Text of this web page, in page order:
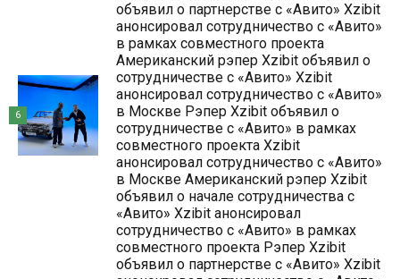
объявил о партнерстве с «Авито» Xzibit
анонсировал сотрудничество с «Авито»
в рамках совместного проекта
Американский рэпер Xzibit объявил о
сотрудничестве с «Авито» Xzibit
анонсировал сотрудничество с «Авито»
в Москве Рэпер Xzibit объявил о
сотрудничестве с «Авито» в рамках
совместного проекта Xzibit
анонсировал сотрудничество с «Авито»
в Москве Американский рэпер Xzibit
объявил о начале сотрудничества с
«Авито» Xzibit анонсировал
сотрудничество с «Авито» в рамках
совместного проекта Рэпер Xzibit
объявил о партнерстве с «Авито» Xzibit
6